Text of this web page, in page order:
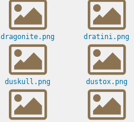
dragonite.png dratini.png
duskull.png dustox.png